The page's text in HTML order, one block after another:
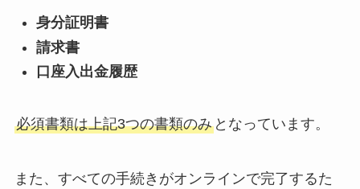
身分証明書
請求書
口座入出金履歴
必須書類は上記3つの書類のみとなっています。
また、すべての手続きがオンラインで完了するた